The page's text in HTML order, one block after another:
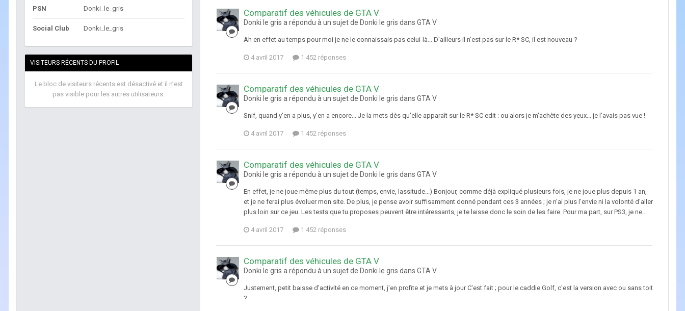
PSN Donki_le_gris
Social Club Donki_le_gris
VISITEURS RÉCENTS DU PROFIL
Le bloc de visiteurs récents est désactivé et il n’est
pas visible pour les autres utilisateurs.
Comparatif des véhicules de GTA V
Donki le gris a répondu à un sujet de Donki le gris dans GTA V
Ah en effet au temps pour moi je ne le connaissais pas celui-là... D'ailleurs il n'est pas sur le R* SC, il est nouveau ?
4 avril 2017 1 452 réponses
Comparatif des véhicules de GTA V
Donki le gris a répondu à un sujet de Donki le gris dans GTA V
Snif, quand y'en a plus, y'en a encore... Je la mets dès qu'elle apparaît sur le R* SC edit : ou alors je m'achète des yeux... je l'avais pas vue !
4 avril 2017 1 452 réponses
Comparatif des véhicules de GTA V
Donki le gris a répondu à un sujet de Donki le gris dans GTA V
En effet, je ne joue même plus du tout (temps, envie, lassitude...) Bonjour, comme déjà expliqué plusieurs fois, je ne joue plus depuis 1 an,
et je ne ferai plus évoluer mon site. De plus, je pense avoir suffisamment donné pendant ces 3 années ; je n'ai plus l'envie ni la volonté d'aller
plus loin sur ce jeu. Les tests que tu proposes peuvent être intéressants, je te laisse donc le soin de les faire. Pour ma part, sur PS3, je ne...
4 avril 2017 1 452 réponses
Comparatif des véhicules de GTA V
Donki le gris a répondu à un sujet de Donki le gris dans GTA V
Justement, petit baisse d'activité en ce moment, j'en profite et je mets à jour C'est fait ; pour le caddie Golf, c'est la version avec ou sans toit
?